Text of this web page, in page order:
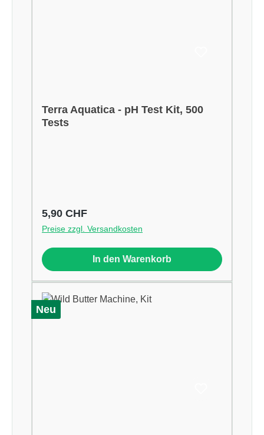
Terra Aquatica - pH Test Kit, 500
Tests
Regulärer Preis:
5,90 CHF
Preise zzgl. Versandkosten
In den Warenkorb
Neu